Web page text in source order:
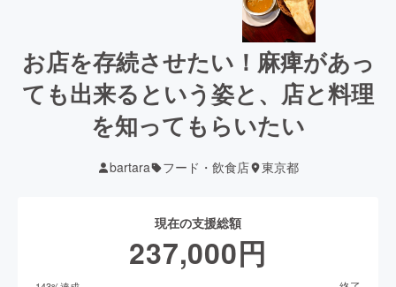
お店を存続させたい！麻痺があっ
ても出来るという姿と、店と料理
を知ってもらいたい
bartara フード・飲食店 東京都
現在の支援総額
237,000円